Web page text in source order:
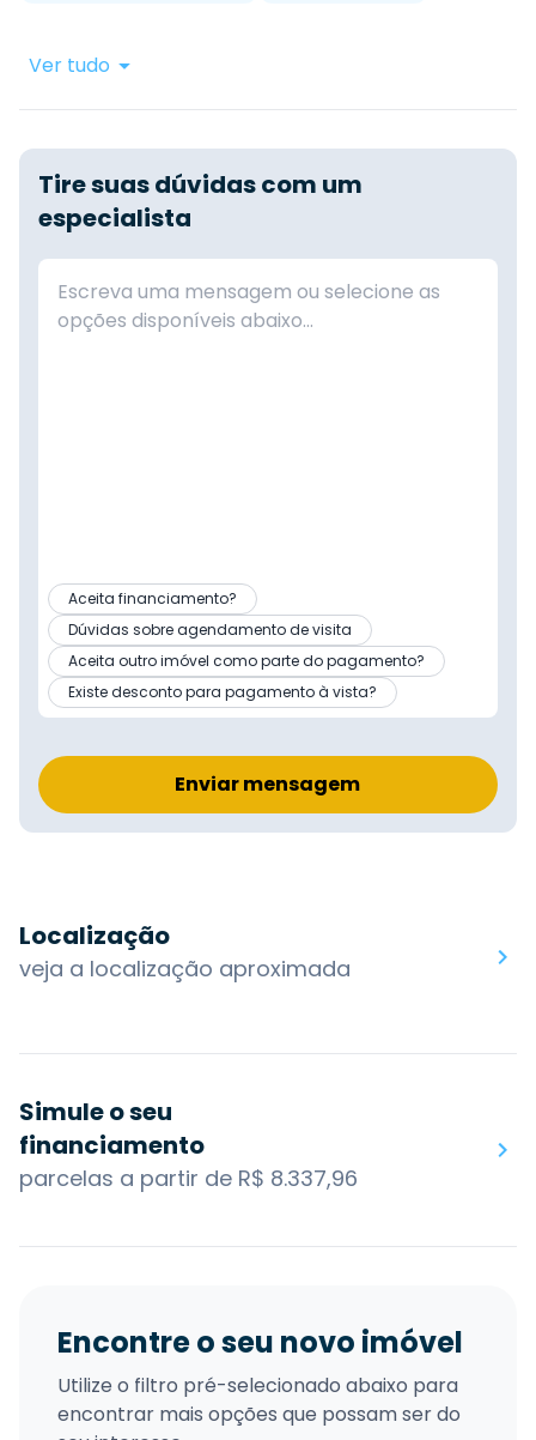
Ver tudo
Tire suas dúvidas com um
especialista
Aceita financiamento?
Dúvidas sobre agendamento de visita
Aceita outro imóvel como parte do pagamento?
Existe desconto para pagamento à vista?
Enviar mensagem
Localização
veja a localização aproximada
Simule o seu
financiamento
parcelas a partir de R$ 8.337,96
Encontre o seu novo imóvel
Utilize o filtro pré-selecionado abaixo para
encontrar mais opções que possam ser do